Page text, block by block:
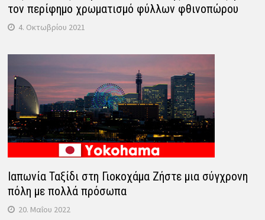
τον περίφημο χρωματισμό φύλλων φθινοπώρου
4. Οκτωβρίου 2021
Ιαπωνία Ταξίδι στη Γιοκοχάμα Ζήστε μια σύγχρονη
πόλη με πολλά πρόσωπα
20. Μαΐου 2022